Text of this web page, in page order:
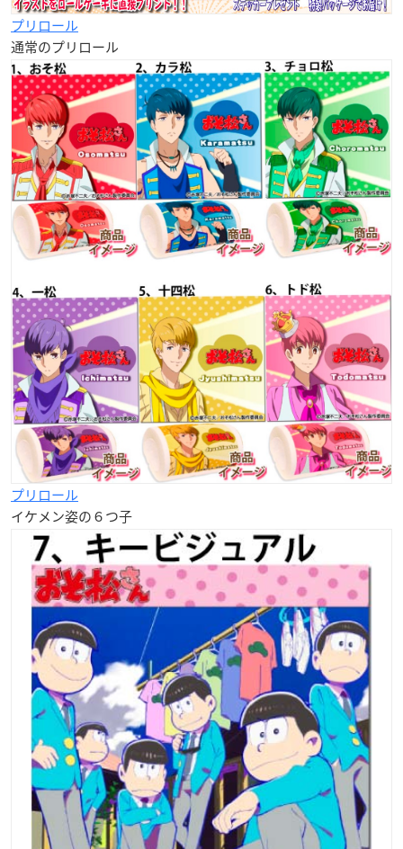
プリロール
通常のプリロール
プリロール
イケメン姿の６つ子